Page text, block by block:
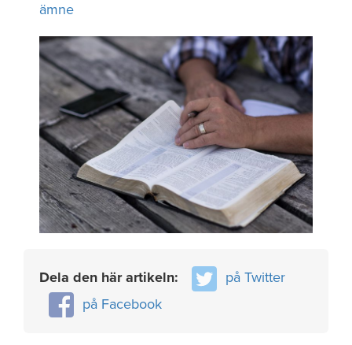
ämne
Dela den här artikeln:
på Twitter
på Facebook